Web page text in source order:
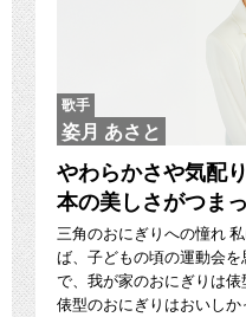
歌手
姿月 あさと
やわらかさや気配
本の美しさがつま
三角のおにぎりへの憧れ
ば、子どもの頃の運動会
で、我が家のおにぎりは
俵型のおにぎりはおいしか